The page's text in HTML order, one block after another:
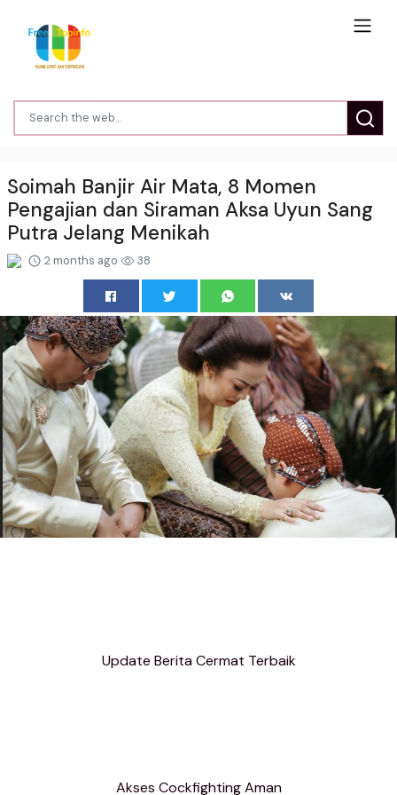
Soimah Banjir Air Mata, 8 Momen
Pengajian dan Siraman Aksa Uyun Sang
Putra Jelang Menikah
2 months ago 38
Update Berita Cermat Terbaik
Akses Cockfighting Aman